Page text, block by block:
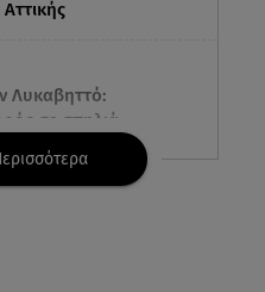
Λυκαβηττό:
σε σπηλιά -
από το σημείο